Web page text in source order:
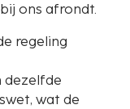
ons afrondt.
regeling
dezelfde
wat de